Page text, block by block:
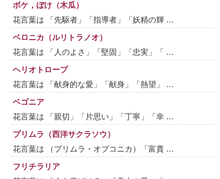
ボケ，ぼけ（木瓜）
花言葉は 「先駆者」「指導者」「妖精の輝 …
ベロニカ（ルリトラノオ）
花言葉は 「人のよさ」「堅固」「忠実」「 …
ヘリオトロープ
花言葉は 「献身的な愛」「献身」「熱望」 …
ベゴニア
花言葉は 「親切」「片思い」「丁寧」「幸 …
プリムラ（西洋サクラソウ）
花言葉は （プリムラ・オブコニカ）「富貴 …
フリチラリア